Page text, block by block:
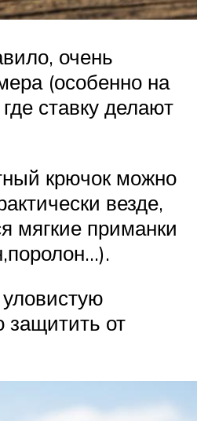
очень
(особенно на
ставку делают
крючок можно
везде,
мягкие приманки
защитить от